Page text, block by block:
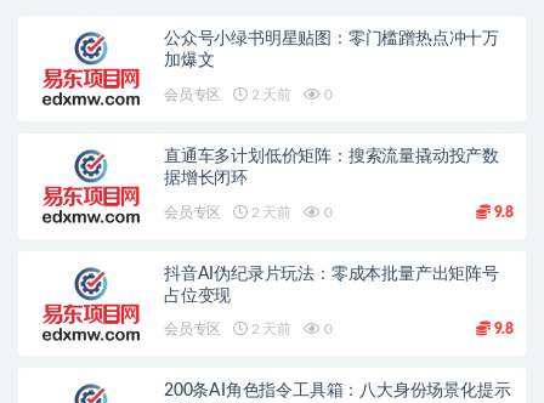
公众号小绿书明星贴图：零门槛蹭热点冲十万
加爆文
会员专区 2 天前 0
直通车多计划低价矩阵：搜索流量撬动投产数
据增长闭环
会员专区 2 天前 0 9.8
抖音AI伪纪录片玩法：零成本批量产出矩阵号
占位变现
会员专区 2 天前 0 9.8
200条AI角色指令工具箱：八大身份场景化提示